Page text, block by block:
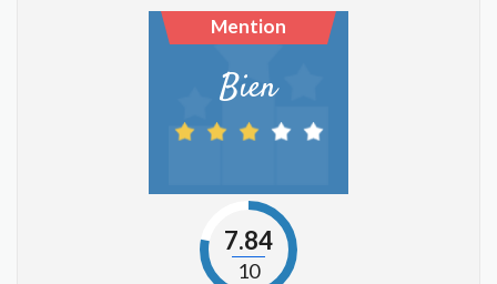
Mention
Bien
7.84
10